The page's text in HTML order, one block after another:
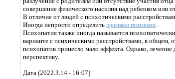
совершение физического насилия над ребенком или
В отличие от людей с психотическими
Иногда непросто определить признаки психопата .
Психопатия также иногда называется
варианте с психическими расстройствами, в общем,
психопатов принесло мало эффекта. Однако,
перспективу.
Дата (2022.3.14 - 16:07)